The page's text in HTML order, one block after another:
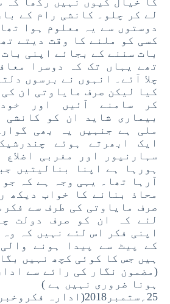
لے کر چلو۔ کانشی رام کے
دوستوں سے یہ معلوم ہوا
کسی کو ملنے کا وقت دیتے
بات سننے کے بجائے اپنی
تھے یہاں تک کہ دوسرا
چلا آئے۔ انہوں نے برسوں
کیا لیکن صرف مایاوتی ان
کر سامنے آئیں اور
بیماری شاید ان کو کانشی
ملی ہے جنہیں یہ بھی
ایک ابھرتے ہوئے
سہارنپور اور مغربی اضلاع
ہورہا ہے اپنا بنالیتیں
آرہا تھا۔ یہی وجہ ہے کہ جو
محاذ بنانے کا خواب دیکھ
صرف مایاوتی کی طرف سے
لئے کہ ان کو صرف دولت
اپنی فکر اس لئے نہیں کہ
کے پیٹ سے پیدا ہونے
ہیں جس کا کوئی کچھ نہیں
(مضمون نگار کی رائے سے
ہونا ضروری نہیں ہے )
25؍ستمبر2018(ادارہ فکروخبر)